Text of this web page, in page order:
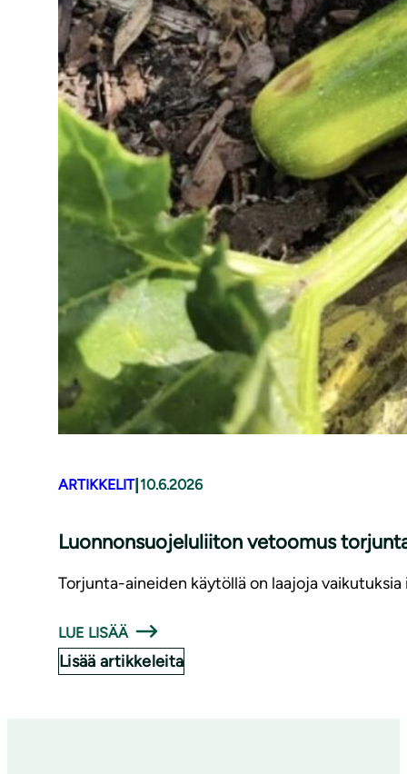
ARTIKKELIT| 10.6.2026
Luonnonsuojeluliiton vetoomus
Torjunta-aineiden käytöllä on laajoja
LUE LISÄÄ
Lisää artikkeleita